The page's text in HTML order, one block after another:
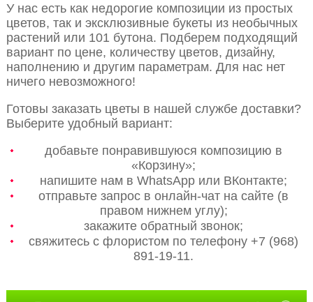
У нас есть как недорогие композиции из простых
цветов, так и эксклюзивные букеты из необычных
растений или 101 бутона. Подберем подходящий
вариант по цене, количеству цветов, дизайну,
наполнению и другим параметрам. Для нас нет
ничего невозможного!
Готовы заказать цветы в нашей службе доставки?
Выберите удобный вариант:
добавьте понравившуюся композицию в
«Корзину»;
напишите нам в WhatsApp или ВКонтакте;
отправьте запрос в онлайн-чат на сайте (в
правом нижнем углу);
закажите обратный звонок;
свяжитесь с флористом по телефону +7 (968)
891-19-11.